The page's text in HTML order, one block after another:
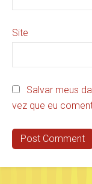
Site
Salvar meus
vez que eu